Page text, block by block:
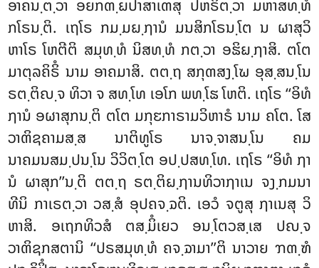
ອາຄນ຺ຕ຺ວາ ອຍກຓ຺ຏປາສາເຓສຸ ປຫຣິຕ຺ວາ ມຫາສທ຺ທໍ
ກໂຣນ຺ຕິ. ເຖໂຣ ກມ຺ມຏ຺ຐານໍ ມນສິກໂຣນ຺ໂຕ ນ ຜາສຸວິ
ຫາໂຣ ໂຫຕີຕິ ສມຸທ຺ທໍ ນິສທ຺ທໍ ກຕ຺ວາ ອຘິຏ຺ຐາສິ. ຕໂຕ
ມາຕຸລຄິຣິໍ ນາມ ອາຄມາສິ. ຕຕ຺ຖ ສກຸຓສງ຺ໂຆ ອຸສ຺ສນ຺ໂນ
ຣຕ຺ຕິຎ຺ຈ ທິວາ ຈ ສທ຺ໂທ ເອໂກ ພທ຺ໂຘ ໂຫຕິ. ເຖໂຣ ‘‘ອິທໍ
ຐານໍ ອຜາສຸກນ຺ຕິ ຕໂຕ ມກຸຬກາຣາມວິຫາຣໍ ນາມ ຄໂຕ. ໂສ
ວາຓິຊຄາມສ຺ສ ນາຕິທູໂຣ ນາຈ຺ຈາສນ຺ໂນ ຄມ
ນາຄມນສມ຺ປນ຺ໂນ ວິວິຕ຺ໂຕ ອປ຺ປສທ຺ໂທ. ເຖໂຣ ‘‘ອິທໍ ຐາ
ນໍ ຜາສຸກ’’ນ຺ຕິ ຕຕ຺ຖ ຣຕ຺ຕິຏ຺ຐານທິວາຐາເນ ຈງ຺ກມນາ
ທີນິ ກາເຣຕ຺ວາ ວສ຺ສໍ ອຸປຄຈ຺ຉຕິ. ເອວໍ ຈຕູສຸ ຐາເນສຸ ວິ
ຫາສິ. ອເຖກທິວສໍ ຕສ຺ມິໍເຍວ ອນ຺ໂຕວສ຺ເສ ປຎ຺ຈ
ວາຓິຊກສຕານິ ‘‘ປຣສມຸທ຺ທໍ ຄຈ຺ຉາມາ’’ຕິ ນາວາຍ ຠຓ຺ຑໍ